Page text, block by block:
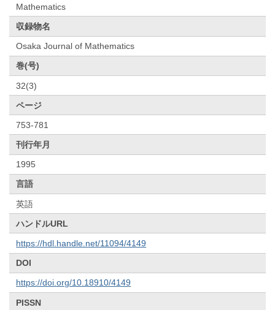
Mathematics
収録物名
Osaka Journal of Mathematics
巻(号)
32(3)
ページ
753-781
刊行年月
1995
言語
英語
ハンドルURL
https://hdl.handle.net/11094/4149
DOI
https://doi.org/10.18910/4149
PISSN